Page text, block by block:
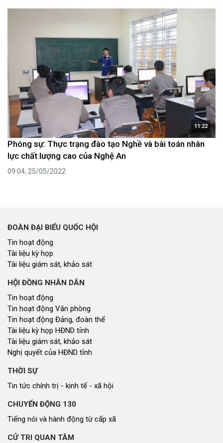
11:22
Phóng sự: Thực trạng đào tạo Nghề và bài toán nhân
lực chất lượng cao của Nghệ An
09:04, 25/05/2022
ĐOÀN ĐẠI BIỂU QUỐC HỘI
Tin hoạt động
Tài liệu kỳ họp
Tài liệu giám sát, khảo sát
HỘI ĐỒNG NHÂN DÂN
Tin hoạt động
Tin hoạt động Văn phòng
Tin hoạt động Đảng, đoàn thể
Tài liệu kỳ họp HĐND tỉnh
Tài liệu giám sát, khảo sát
Nghị quyết của HĐND tỉnh
THỜI SỰ
Tin tức chính trị - kinh tế - xã hội
CHUYỂN ĐỘNG 130
Tiếng nói và hành động từ cấp xã
CỬ TRI QUAN TÂM